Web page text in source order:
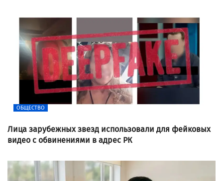
ОБЩЕСТВО
Лица зарубежных звезд использовали для фейковых
видео с обвинениями в адрес РК